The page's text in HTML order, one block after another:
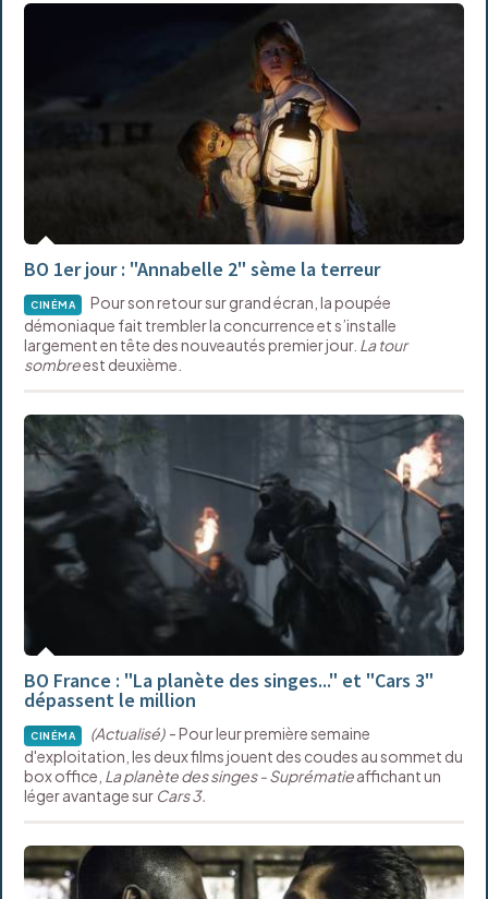
BO 1er jour : "Annabelle 2" sème la terreur
CINÉMA
Pour son retour sur grand écran, la poupée
démoniaque fait trembler la concurrence et s’installe
largement en tête des nouveautés premier jour. La tour
sombreest deuxième.
BO France : "La planète des singes..." et "Cars 3"
dépassent le million
CINÉMA (Actualisé)- Pour leur première semaine
d'exploitation, les deux films jouent des coudes au sommet du
box office, La planète des singes - Suprématieaffichant un
léger avantage sur Cars 3.